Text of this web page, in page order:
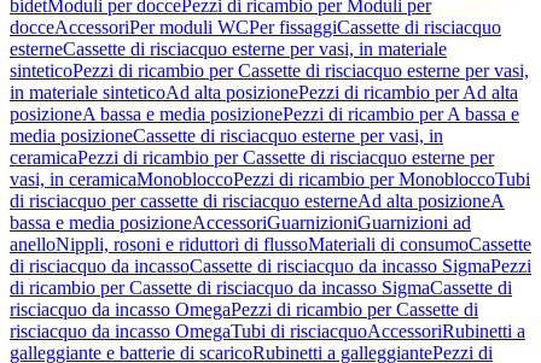
bidetModuli per doccePezzi di ricambio per Moduli per
docceAccessoriPer moduli WCPer fissaggiCassette di risciacquo
esterneCassette di risciacquo esterne per vasi, in materiale
sinteticoPezzi di ricambio per Cassette di risciacquo esterne per vasi,
in materiale sinteticoAd alta posizionePezzi di ricambio per Ad alta
posizioneA bassa e media posizionePezzi di ricambio per A bassa e
media posizioneCassette di risciacquo esterne per vasi, in
ceramicaPezzi di ricambio per Cassette di risciacquo esterne per
vasi, in ceramicaMonobloccoPezzi di ricambio per MonobloccoTubi
di risciacquo per cassette di risciacquo esterneAd alta posizioneA
bassa e media posizioneAccessoriGuarnizioniGuarnizioni ad
anelloNippli, rosoni e riduttori di flussoMateriali di consumoCassette
di risciacquo da incassoCassette di risciacquo da incasso SigmaPezzi
di ricambio per Cassette di risciacquo da incasso SigmaCassette di
risciacquo da incasso OmegaPezzi di ricambio per Cassette di
risciacquo da incasso OmegaTubi di risciacquoAccessoriRubinetti a
galleggiante e batterie di scaricoRubinetti a galleggiantePezzi di